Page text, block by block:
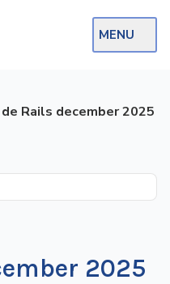
MENU
Rails december 2025
2025